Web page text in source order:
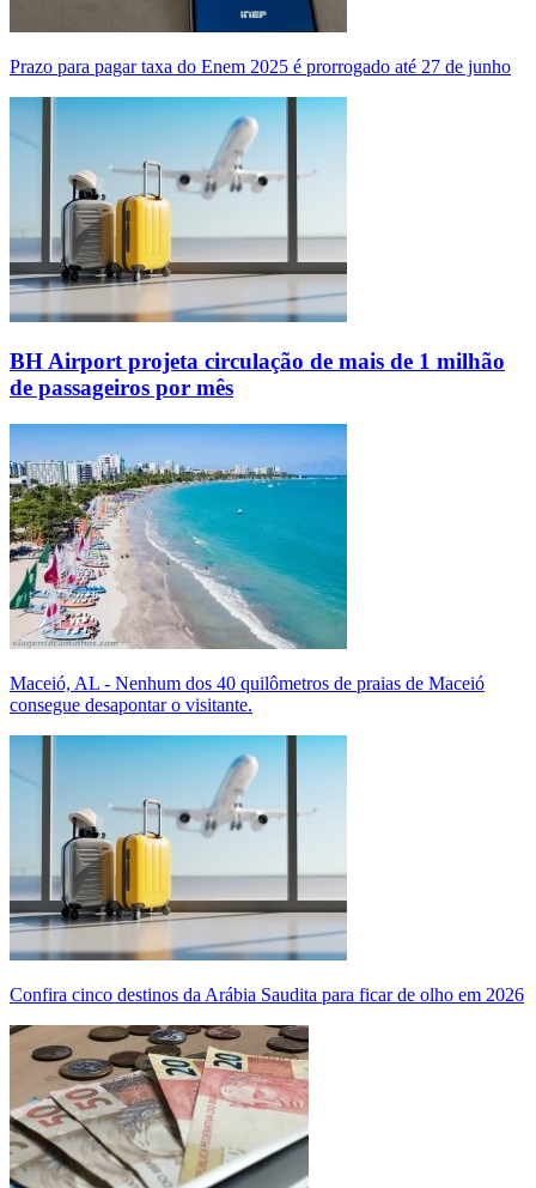
Prazo para pagar taxa do Enem 2025 é prorrogado até 27 de junho
BH Airport projeta circulação de mais de 1 milhão
de passageiros por mês
Maceió, AL - Nenhum dos 40 quilômetros de praias de Maceió
consegue desapontar o visitante.
Confira cinco destinos da Arábia Saudita para ficar de olho em 2026